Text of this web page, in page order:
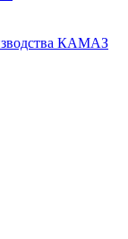
КАМАЗ